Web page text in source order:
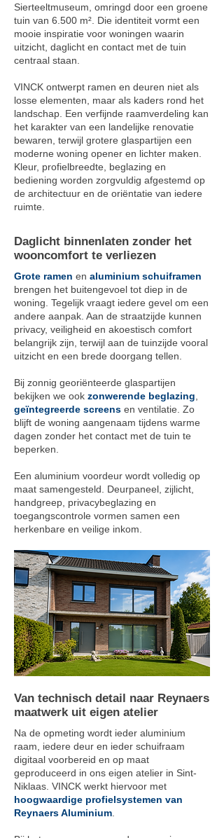
Sierteeltmuseum, omringd door een groene
tuin van 6.500 m². Die identiteit vormt een
mooie inspiratie voor woningen waarin
uitzicht, daglicht en contact met de tuin
centraal staan.
VINCK ontwerpt ramen en deuren niet als
losse elementen, maar als kaders rond het
landschap. Een verfijnde raamverdeling kan
het karakter van een landelijke renovatie
bewaren, terwijl grotere glaspartijen een
moderne woning opener en lichter maken.
Kleur, profielbreedte, beglazing en
bediening worden zorgvuldig afgestemd op
de architectuur en de oriëntatie van iedere
ruimte.
Daglicht binnenlaten zonder het
wooncomfort te verliezen
Grote ramen en aluminium schuiframen
brengen het buitengevoel tot diep in de
woning. Tegelijk vraagt iedere gevel om een
andere aanpak. Aan de straatzijde kunnen
privacy, veiligheid en akoestisch comfort
belangrijk zijn, terwijl aan de tuinzijde vooral
uitzicht en een brede doorgang tellen.
Bij zonnig georiënteerde glaspartijen
bekijken we ook zonwerende beglazing
geïntegreerde screens en ventilatie. Zo
blijft de woning aangenaam tijdens warme
dagen zonder het contact met de tuin te
beperken.
Een aluminium voordeur wordt volledig op
maat samengesteld. Deurpaneel, zijlicht,
handgreep, privacybeglazing en
toegangscontrole vormen samen een
herkenbare en veilige inkom.
Van technisch detail naar Reynaers
maatwerk uit eigen atelier
Na de opmeting wordt ieder aluminium
raam, iedere deur en ieder schuifraam
digitaal voorbereid en op maat
geproduceerd in ons eigen atelier in Sint-
Niklaas. VINCK werkt hiervoor met
hoogwaardige profielsystemen van
Reynaers Aluminium